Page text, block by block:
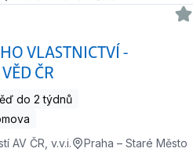
VLASTNICTVÍ -
ČR
do 2 týdnů
AV ČR, v.v.i.
Praha – Staré Město